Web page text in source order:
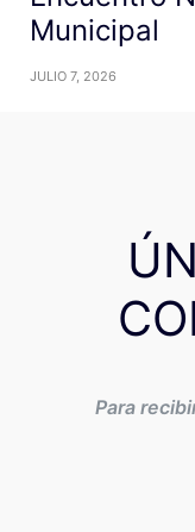
Municipal
JULIO 7, 2026
Para